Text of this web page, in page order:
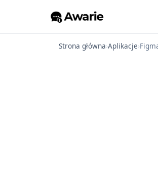
Strona główna›Aplikacje›